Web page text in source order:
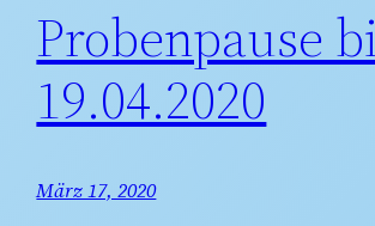
Probenpause
19.04.2020
März 17, 2020